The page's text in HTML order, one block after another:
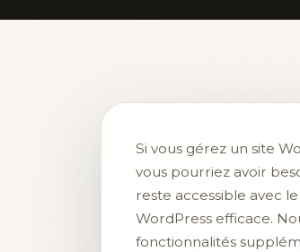
Si vous gérez un site
vous pourriez avoir
reste accessible avec
WordPress efficace.
fonctionnalités